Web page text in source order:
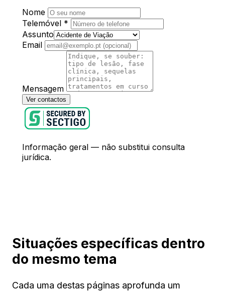
Nome
Telemóvel *
Assunto
Email
Mensagem
Ver contactos
Informação geral — não substitui consulta
jurídica.
Situações específicas dentro
do mesmo tema
Cada uma destas páginas aprofunda um